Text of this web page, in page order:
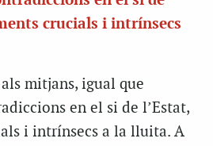
crucials i intrínsecs
mitjans, igual que
en el si de l’Estat,
i intrínsecs a la lluita. A